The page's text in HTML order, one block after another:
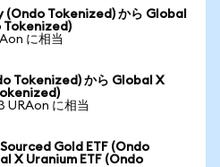
Tokenized) から Global
Tokenized)
に相当
Tokenized) から Global X
URAon に相当
Gold ETF (Ondo
X Uranium ETF (Ondo